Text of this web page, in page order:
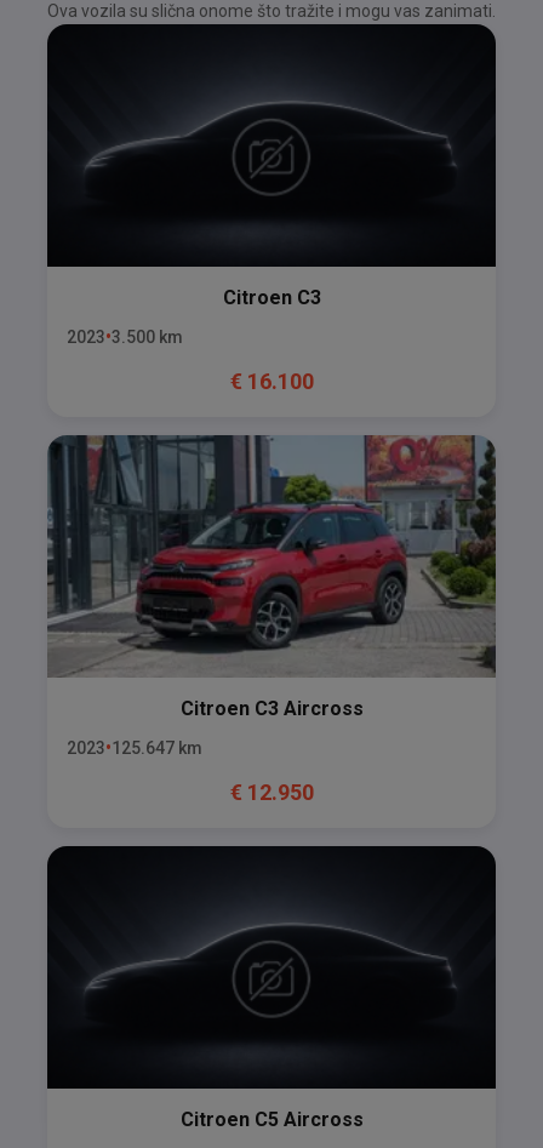
Ova vozila su slična onome što tražite i mogu vas zanimati.
Citroen C3
2023 3.500 km
€ 16.100
Citroen C3 Aircross
2023 125.647 km
€ 12.950
Citroen C5 Aircross